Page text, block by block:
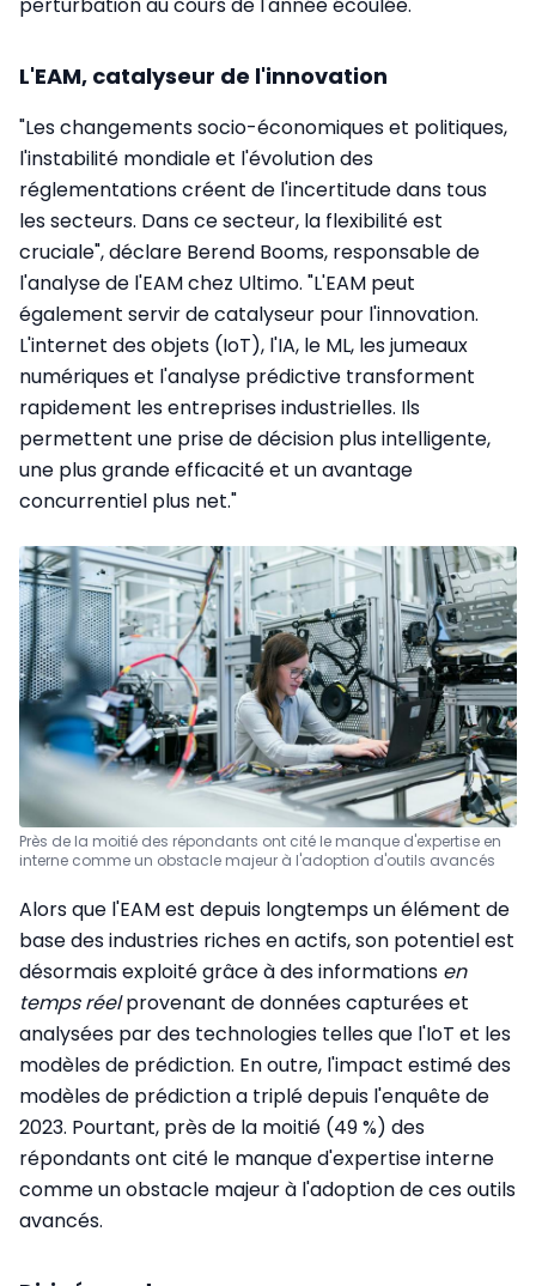
perturbation au cours de l'année écoulée.
L'EAM, catalyseur de l'innovation
"Les changements socio-économiques et politiques,
l'instabilité mondiale et l'évolution des
réglementations créent de l'incertitude dans tous
les secteurs. Dans ce secteur, la flexibilité est
cruciale", déclare Berend Booms, responsable de
l'analyse de l'EAM chez Ultimo. "L'EAM peut
également servir de catalyseur pour l'innovation.
L'internet des objets (IoT), l'IA, le ML, les jumeaux
numériques et l'analyse prédictive transforment
rapidement les entreprises industrielles. Ils
permettent une prise de décision plus intelligente,
une plus grande efficacité et un avantage
concurrentiel plus net."
Près de la moitié des répondants ont cité le manque d'expertise en
interne comme un obstacle majeur à l'adoption d'outils avancés
Alors que l'EAM est depuis longtemps un élément de
base des industries riches en actifs, son potentiel est
désormais exploité grâce à des informations en
temps réelprovenant de données capturées et
analysées par des technologies telles que l'IoT et les
modèles de prédiction. En outre, l'impact estimé des
modèles de prédiction a triplé depuis l'enquête de
2023. Pourtant, près de la moitié (49 %) des
répondants ont cité le manque d'expertise interne
comme un obstacle majeur à l'adoption de ces outils
avancés.